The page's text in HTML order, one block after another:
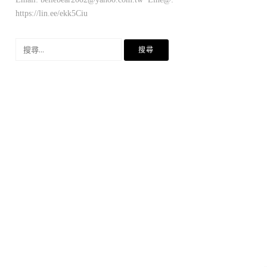
https://lin.ee/ekk5Ciu